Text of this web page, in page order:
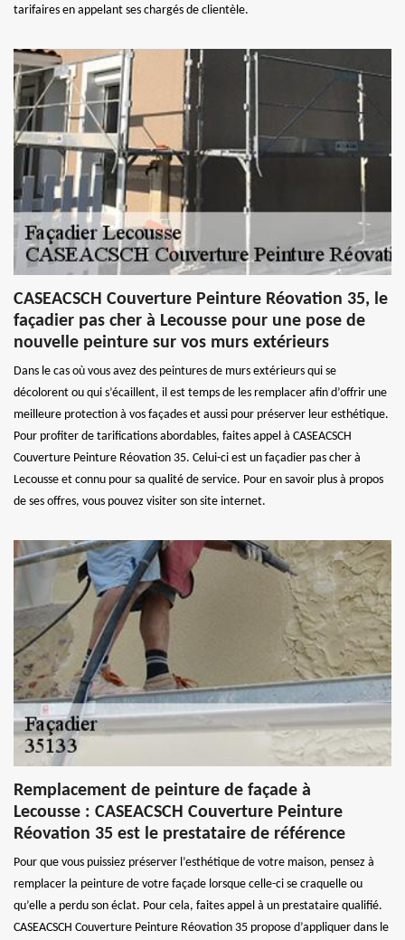
tarifaires en appelant ses chargés de clientèle.
CASEACSCH Couverture Peinture Réovation 35, le
façadier pas cher à Lecousse pour une pose de
nouvelle peinture sur vos murs extérieurs
Dans le cas où vous avez des peintures de murs extérieurs qui se
décolorent ou qui s’écaillent, il est temps de les remplacer afin d’offrir une
meilleure protection à vos façades et aussi pour préserver leur esthétique.
Pour profiter de tarifications abordables, faites appel à CASEACSCH
Couverture Peinture Réovation 35. Celui-ci est un façadier pas cher à
Lecousse et connu pour sa qualité de service. Pour en savoir plus à propos
de ses offres, vous pouvez visiter son site internet.
Remplacement de peinture de façade à
Lecousse : CASEACSCH Couverture Peinture
Réovation 35 est le prestataire de référence
Pour que vous puissiez préserver l’esthétique de votre maison, pensez à
remplacer la peinture de votre façade lorsque celle-ci se craquelle ou
qu’elle a perdu son éclat. Pour cela, faites appel à un prestataire qualifié.
CASEACSCH Couverture Peinture Réovation 35 propose d’appliquer dans le